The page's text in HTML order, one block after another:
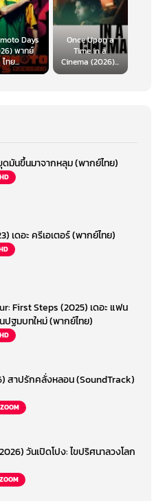
Days
พากย์
ไทย...
Once Upon a
Time in a
Cinema (2026)...
มันขึ้นมาจากหลุม (พากย์ไทย)
HD
เดอะ ครีเอเตอร์ (พากย์ไทย)
First Steps (2025) เดอะ แฟน
ฐมบทใหม่ (พากย์ไทย)
HD
สาปรักคลั่งหลอน (SoundTrack)
ZOOM
วันเปิดโปง: ไขปริศนาลวงโลก
ZOOM